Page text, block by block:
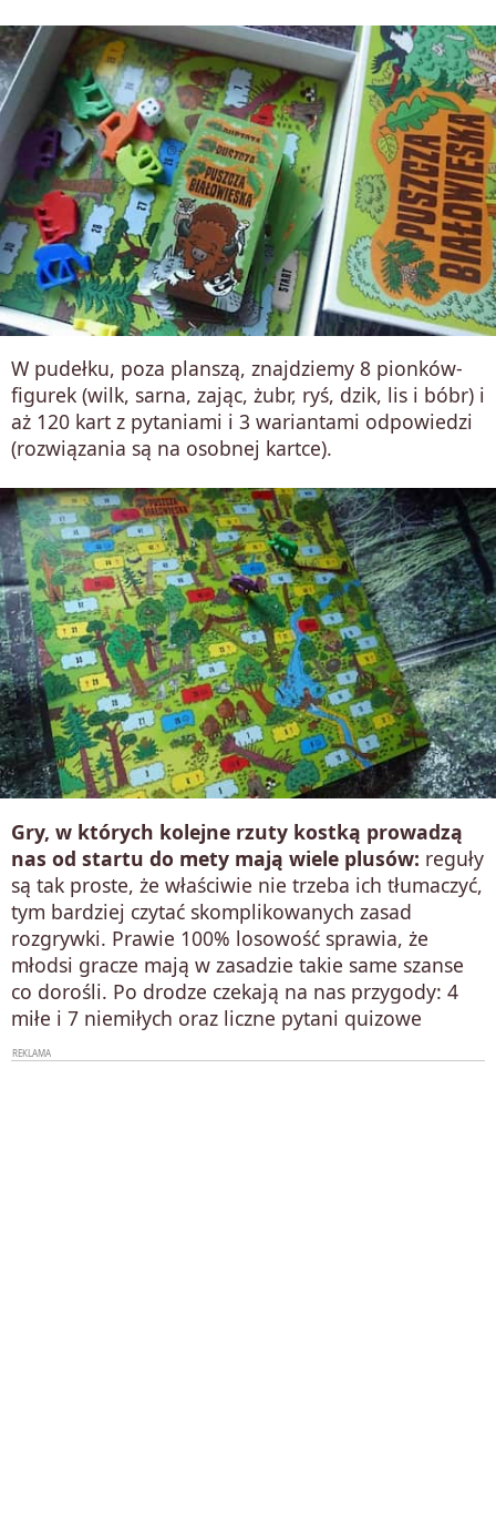
W pudełku, poza planszą, znajdziemy 8 pionków-
figurek (wilk, sarna, zając, żubr, ryś, dzik, lis i bóbr) i
aż 120 kart z pytaniami i 3 wariantami odpowiedzi
(rozwiązania są na osobnej kartce).
Gry, w których kolejne rzuty kostką prowadzą
nas od startu do mety mają wiele plusów: reguły
są tak proste, że właściwie nie trzeba ich tłumaczyć,
tym bardziej czytać skomplikowanych zasad
rozgrywki. Prawie 100% losowość sprawia, że
młodsi gracze mają w zasadzie takie same szanse
co dorośli. Po drodze czekają na nas przygody: 4
miłe i 7 niemiłych oraz liczne pytani quizowe